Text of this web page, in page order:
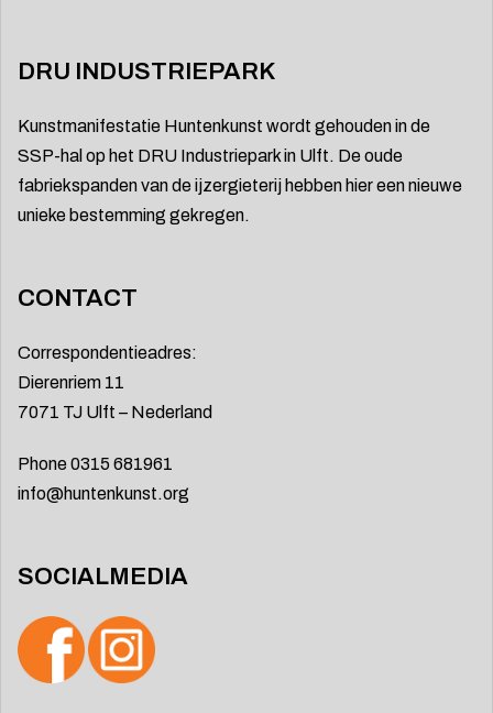
DRU INDUSTRIEPARK
Kunstmanifestatie Huntenkunst wordt gehouden in de
SSP-hal op het DRU Industriepark in Ulft. De oude
fabriekspanden van de ijzergieterij hebben hier een nieuwe
unieke bestemming gekregen.
CONTACT
Correspondentieadres:
Dierenriem 11
7071 TJ Ulft – Nederland
Phone 0315 681961
info@huntenkunst.org
SOCIALMEDIA